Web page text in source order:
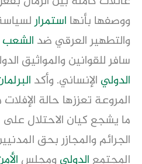
ووصفها بأنها استمرارلسياسة
والتطهير العرقي ضد
سافر للقوانين والمواثيق
الدولي الإنساني. وأكد
المروعة تعززها حالة
ما يشجع كيان الاحتلال على
الجرائم والمجازر بحق